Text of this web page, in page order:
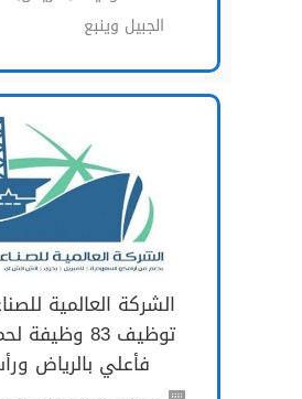
الجبيل وينبع
الشركة العالمية
توظيف 83
فأعلي بالرياض